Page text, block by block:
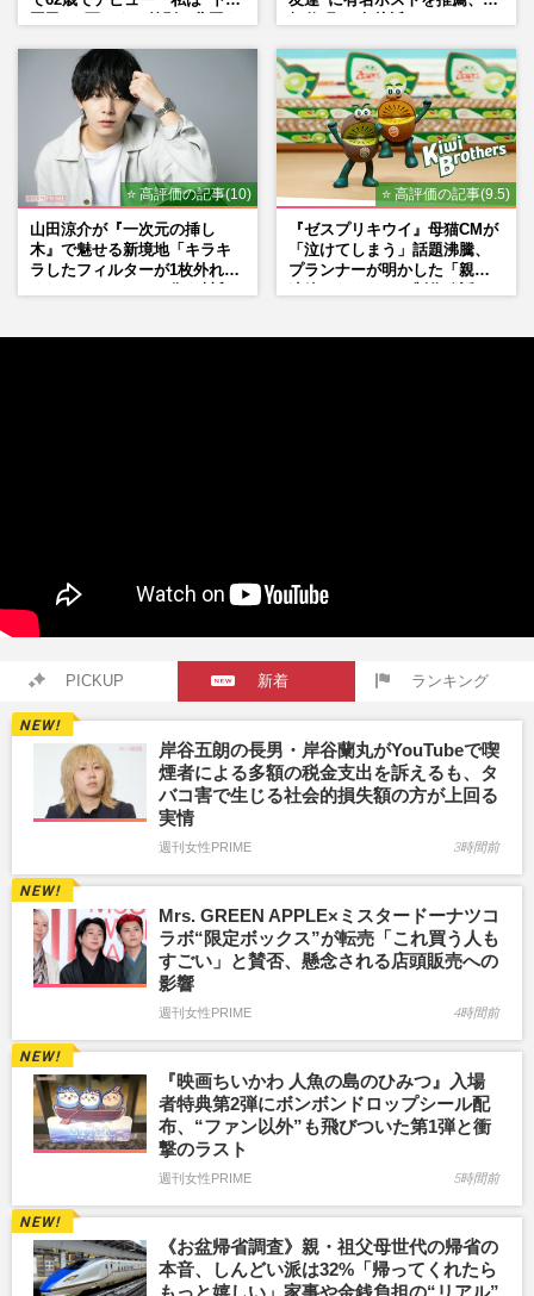
⭐ 高評価の記事(10)
山田涼介が『一次元の挿し
木』で魅せる新境地「キラキ
ラしたフィルターが1枚外れて
⭐ 高評価の記事(9.5)
『ゼスプリキウイ』母猫CMが
「泣けてしまう」話題沸騰、
プランナーが明かした「親に
PICKUP 新着 ランキング
岸谷五朗の長男・岸谷蘭丸がYouTubeで喫
煙者による多額の税金支出を訴えるも、タ
バコ害で生じる社会的損失額の方が上回る
実情
週刊女性PRIME 3時間前
Mrs. GREEN APPLE×ミスタードーナツコ
ラボ“限定ボックス”が転売「これ買う人も
すごい」と賛否、懸念される店頭販売への
影響
週刊女性PRIME 4時間前
『映画ちいかわ 人魚の島のひみつ』入場
者特典第2弾にボンボンドロップシール配
布、“ファン以外”も飛びついた第1弾と衝
撃のラスト
週刊女性PRIME 5時間前
《お盆帰省調査》親・祖父母世代の帰省の
本音、しんどい派は32%「帰ってくれたら